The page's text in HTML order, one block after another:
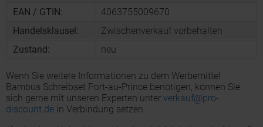
EAN / GTIN:
4063755009670
Handelsklausel:
Zwischenverkauf vorbehalten
Zustand:
neu
Wenn Sie weitere Informationen zu dem Werbemittel
Bambus Schreibset Port-au-Prince benötigen, können Sie
sich gerne mit unseren Experten unter verkauf@pro-
discount.de in Verbindung setzen.